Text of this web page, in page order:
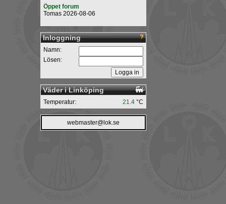
Öppet forum
Tomas 2026-08-06
Inloggning
Namn:
Lösen:
Väder i Linköping
21.4 °C
Temperatur:
webmaster@lok.se